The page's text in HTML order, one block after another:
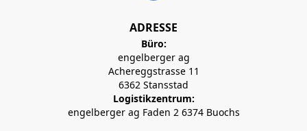
ADRESSE
Büro:
engelberger ag
Achereggstrasse 11
6362 Stansstad
Logistikzentrum:
engelberger ag Faden 2 6374 Buochs